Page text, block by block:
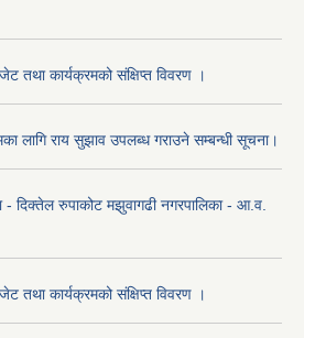
कार्यक्रमको संक्षिप्त विवरण ।
लागि राय सुझाव उपलब्ध गराउने सम्बन्धी सूचना।
- दिक्तेल रुपाकोट मझुवागढी नगरपालिका - आ.व.
कार्यक्रमको संक्षिप्त विवरण ।